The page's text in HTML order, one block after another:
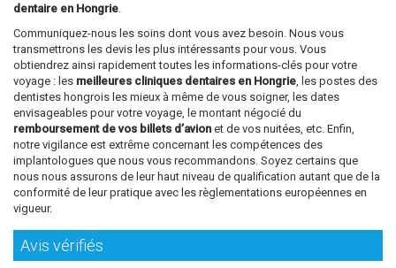
dentaire en Hongrie
Communiquez-nous les soins dont vous avez besoin. Nous vous
transmettrons les devis les plus intéressants pour vous. Vous
obtiendrez ainsi rapidement toutes les informations-clés pour votre
voyage : les meilleures cliniques dentaires en Hongrie , les postes des
dentistes hongrois les mieux à même de vous soigner, les dates
envisageables pour votre voyage, le montant négocié du
remboursement de vos billets d’avion et de vos nuitées, etc. Enfin,
notre vigilance est extrême concernant les compétences des
implantologues que nous vous recommandons. Soyez certains que
nous nous assurons de leur haut niveau de qualification autant que de la
conformité de leur pratique avec les règlementations européennes en
vigueur.
Avis vérifiés